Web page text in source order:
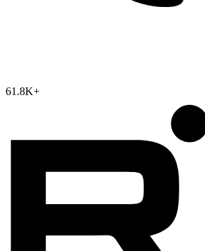
61.8K+